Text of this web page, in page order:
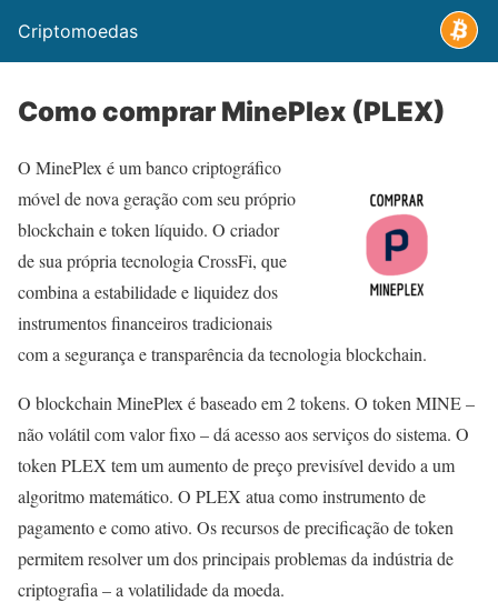
Criptomoedas
Como comprar MinePlex (PLEX)
O MinePlex é um banco criptográfico
móvel de nova geração com seu próprio
blockchain e token líquido. O criador
de sua própria tecnologia CrossFi, que
combina a estabilidade e liquidez dos
instrumentos financeiros tradicionais
com a segurança e transparência da tecnologia blockchain.
O blockchain MinePlex é baseado em 2 tokens. O token MINE –
não volátil com valor fixo – dá acesso aos serviços do sistema. O
token PLEX tem um aumento de preço previsível devido a um
algoritmo matemático. O PLEX atua como instrumento de
pagamento e como ativo. Os recursos de precificação de token
permitem resolver um dos principais problemas da indústria de
criptografia – a volatilidade da moeda.